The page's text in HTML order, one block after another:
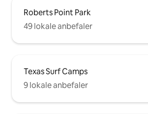
Roberts Point Park
49 lokale anbefaler
Texas Surf Camps
9 lokale anbefaler